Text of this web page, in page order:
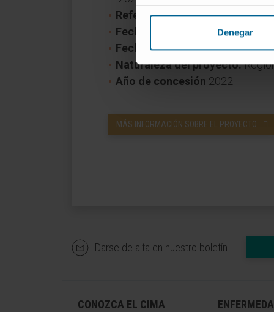
Denegar
Referencia:
Fecha inicio:
1 de abril de 2022
Fecha fin:31 de diciembre de
Naturaleza del proyecto:
Año de concesión 2022
MÁS INFORMACIÓN SOBRE EL PROYECTO
Darse de alta en nuestro boletín
CONOZCA EL CIMA